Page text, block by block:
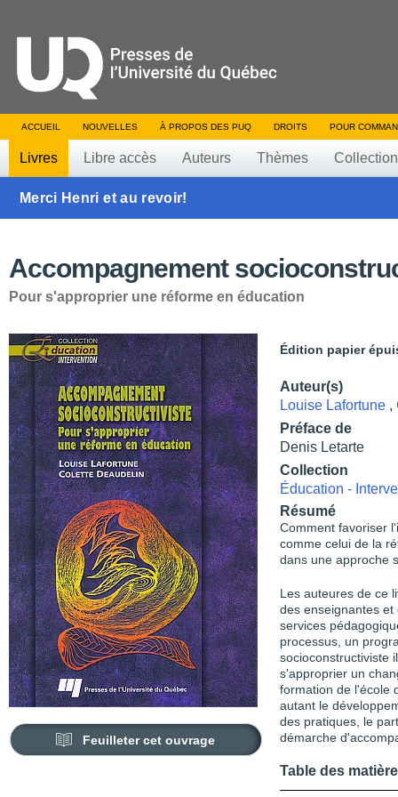
ACCUEIL NOUVELLES À PROPOS DES PUQ DROITS POUR
Livres Libre accès Auteurs Thèmes
Merci Henri et au revoir!
Accompagnement
Pour s'approprier une réforme en éducation
Feuilleter cet ouvrage
Édition papier
Auteur(s)
Louise Lafortune ,
Préface de
Denis Letarte
Collection
Éducation -
Résumé
Comment favoriser
comme celui de la
dans une approche
Les auteures de ce
des enseignantes
services
processus, un
socioconstructiviste
s'approprier un
formation de l'école
autant le
des pratiques, le
démarche
Table des